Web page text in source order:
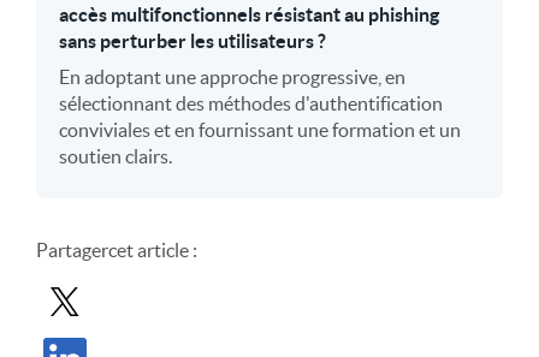
accès multifonctionnels résistant au phishing
sans perturber les utilisateurs ?
En adoptant une approche progressive, en
sélectionnant des méthodes d'authentification
conviviales et en fournissant une formation et un
soutien clairs.
Partagercet article :
Partager le message dans X